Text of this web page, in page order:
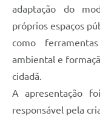
adaptação do
próprios espaços
como
ambiental e
cidadã.
A apresentação
responsável pela